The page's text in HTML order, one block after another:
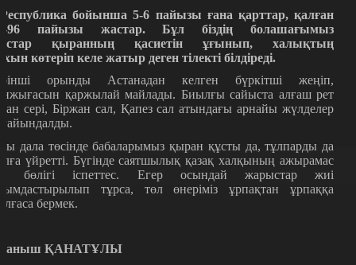
бойынша 5-6 пайызы ғана қарттар, қалған
96 пайызы жастар. Бұл біздің болашағымыз
қыранның қасиетін ұғынып, халықтың
көтеріп келе жатыр деген тілекті білдіреді.
орынды Астанадан келген бүркітші жеңіп,
қаржылай майлады. Биылғы сайыста алғаш рет
сері, Біржан сал, Қапез сал атындағы арнайы жүлделер
дала төсінде бабаларымыз қыран құсты да, тұлпарды да
үйретті. Бүгінде саятшылық қазақ халқының ажырамас
бөлігі іспеттес. Егер осындай жарыстар жиі
тұрса, төл өнеріміз ұрпақтан ұрпаққа
бермек.
ҚАНАТҰЛЫ